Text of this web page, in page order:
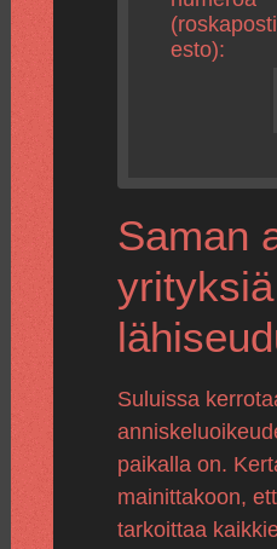
esto):
Saman
yrityksiä
Suluissa
paikalla on.
mainittakoon,
tarkoittaa